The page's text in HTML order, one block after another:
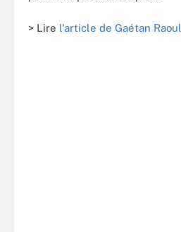
> Lire l'article de Gaétan Raoul